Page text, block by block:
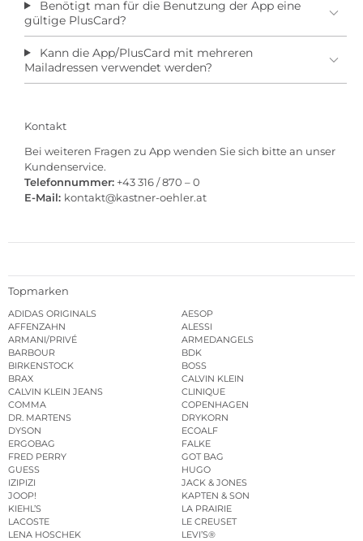
Benötigt man für die Benutzung der App eine
gültige PlusCard?
Kann die App/PlusCard mit mehreren
Mailadressen verwendet werden?
Kontakt
Bei weiteren Fragen zu App wenden Sie sich bitte an unser
Kundenservice.
Telefonnummer: +43 316 / 870 – 0
E-Mail: kontakt@kastner-oehler.at
Topmarken
ADIDAS ORIGINALS
AESOP
AFFENZAHN
ALESSI
ARMANI/PRIVÉ
ARMEDANGELS
BARBOUR
BDK
BIRKENSTOCK
BOSS
BRAX
CALVIN KLEIN
CALVIN KLEIN JEANS
CLINIQUE
COMMA
COPENHAGEN
DR. MARTENS
DRYKORN
DYSON
ECOALF
ERGOBAG
FALKE
FRED PERRY
GOT BAG
GUESS
HUGO
IZIPIZI
JACK & JONES
JOOP!
KAPTEN & SON
KIEHL’S
LA PRAIRIE
LACOSTE
LE CREUSET
LENA HOSCHEK
LEVI’S®